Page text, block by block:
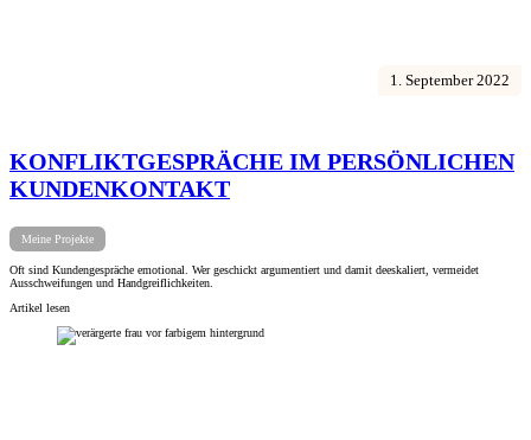
KONFLIKTGESPRÄCHE IM PERSÖNLICHEN
KUNDENKONTAKT
Meine Projekte
Oft sind Kundengespräche emotional. Wer geschickt argumentiert und damit deeskaliert, vermeidet
Ausschweifungen und Handgreiflichkeiten.
Artikel lesen
1. September 2022